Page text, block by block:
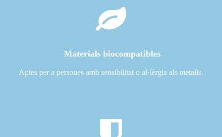
Materials biocompatibles
Aptes per a persones amb sensibilitat o al·lèrgia als metalls.